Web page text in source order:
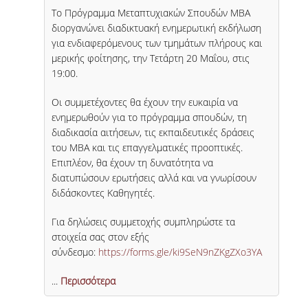
Το Πρόγραμμα Μεταπτυχιακών Σπουδών MBA
διοργανώνει διαδικτυακή ενημερωτική εκδήλωση
για ενδιαφερόμενους των τμημάτων πλήρους και
μερικής φοίτησης, την Τετάρτη 20 Μαΐου, στις
19:00.
Οι συμμετέχοντες θα έχουν την ευκαιρία να
ενημερωθούν για το πρόγραμμα σπουδών, τη
διαδικασία αιτήσεων, τις εκπαιδευτικές δράσεις
του ΜΒΑ και τις επαγγελματικές προοπτικές.
Επιπλέον, θα έχουν τη δυνατότητα να
διατυπώσουν ερωτήσεις αλλά και να γνωρίσουν
διδάσκοντες Καθηγητές.
Για δηλώσεις συμμετοχής συμπληρώστε τα
στοιχεία σας στον εξής
σύνδεσμο: https://forms.gle/ki9SeN9nZKgZXo3YA
... Περισσότερα